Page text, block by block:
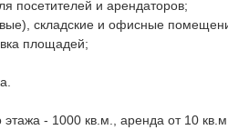
посетителей и арендаторов;
складские и офисные
площадей;
- 1000 кв.м., аренда от 10